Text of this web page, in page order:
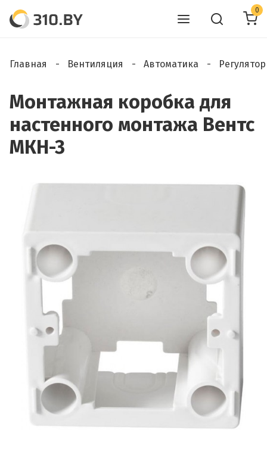
0
Главная Вентиляция Автоматика
Монтажная коробка для
настенного монтажа Вентс
МКН-3